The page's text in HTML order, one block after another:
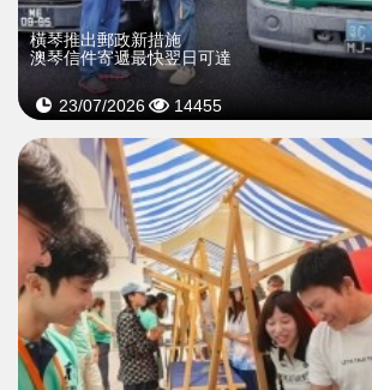
橫琴推出郵政新措施
澳琴信件寄遞最快翌日可達
23/07/2026 14455